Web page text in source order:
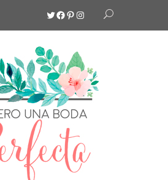
Twitter
Facebook
Pinterest
Instagram